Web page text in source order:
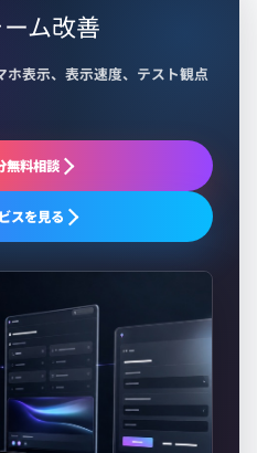
ム改善
表示、表示速度、テスト観点
無料相談
スを見る